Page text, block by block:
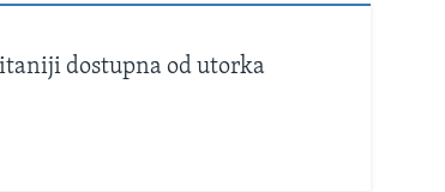
dostupna od utorka